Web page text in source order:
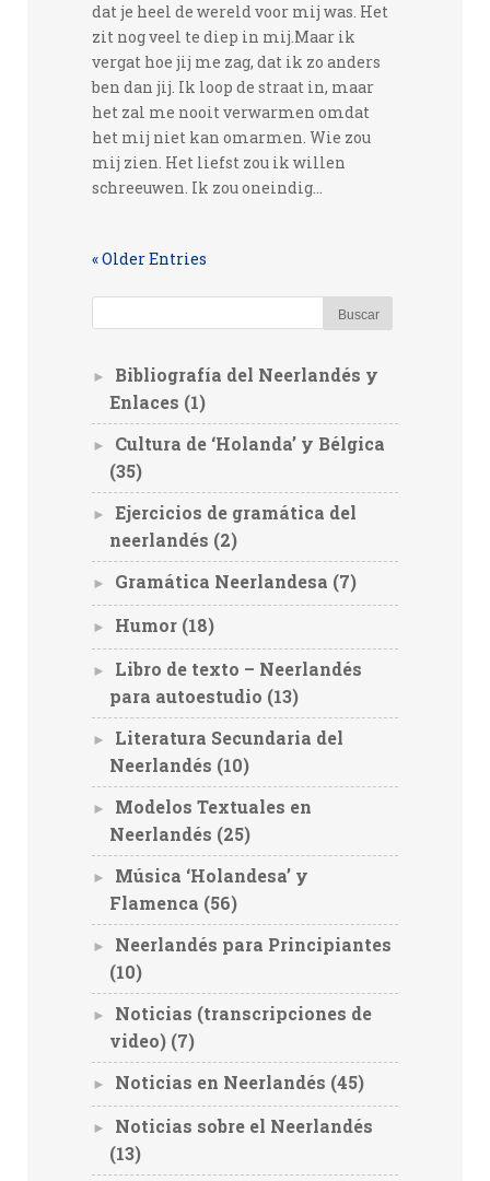
dat je heel de wereld voor mij was. Het
zit nog veel te diep in mij.Maar ik
vergat hoe jij me zag, dat ik zo anders
ben dan jij. Ik loop de straat in, maar
het zal me nooit verwarmen omdat
het mij niet kan omarmen. Wie zou
mij zien. Het liefst zou ik willen
schreeuwen. Ik zou oneindig...
« Older Entries
►
Bibliografía del Neerlandés y
Enlaces (1)
►
Cultura de ‘Holanda’ y Bélgica
(35)
►
Ejercicios de gramática del
neerlandés (2)
► Gramática Neerlandesa (7)
► Humor (18)
►
Libro de texto – Neerlandés
para autoestudio (13)
►
Literatura Secundaria del
Neerlandés (10)
►
Modelos Textuales en
Neerlandés (25)
►
Música ‘Holandesa’ y
Flamenca (56)
►
Neerlandés para Principiantes
(10)
►
Noticias (transcripciones de
video) (7)
► Noticias en Neerlandés (45)
►
Noticias sobre el Neerlandés
(13)